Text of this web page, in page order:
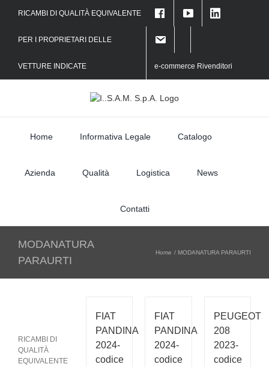
RICAMBI DI QUALITÀ EQUIVALENTE
PER I PROPRIETARI DELLE
VETTURE INDICATE e-commerce Rivenditori
Home Informativa Legale Catalogo
Azienda Qualità Logistica News
Contatti
MODANATURA
PARAURTI
Home MODANATURA PARAURTI
FIAT
PANDINA
2024-
codice
FIAT
PANDINA
2024-
codice
PEUGEOT
208
2023-
codice
RICAMBI DI
QUALITÀ
EQUIVALENTE